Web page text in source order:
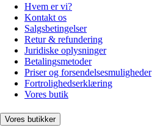
Hvem er vi?
Kontakt os
Salgsbetingelser
Retur & refundering
Juridiske oplysninger
Betalingsmetoder
Priser og forsendelsesmuligheder
Fortrolighedserklæring
Vores butik
Vores butikker